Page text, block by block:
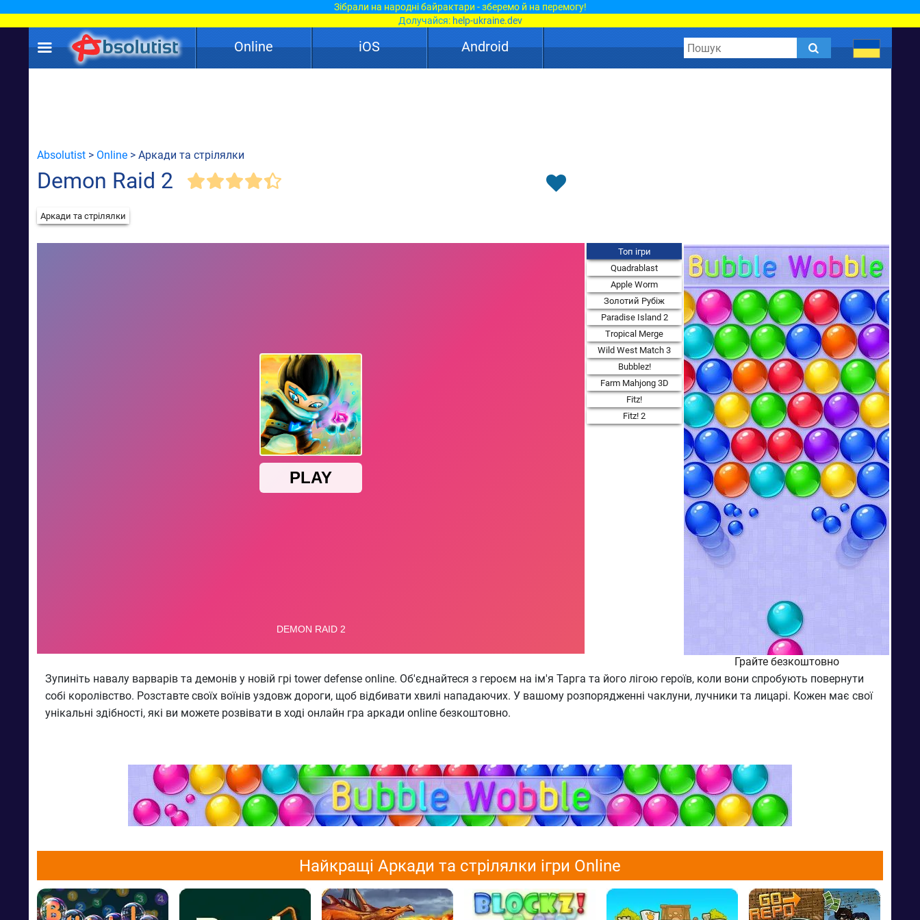
Зібрали на народні байрактари - зберемо й на перемогу!
Долучайся: help-ukraine.dev
Online iOS Android
Absolutist > Online > Аркади та стрілялки
Demon Raid 2
Аркади та стрілялки
Топ ігри
Quadrablast
Apple Worm
Золотий Рубіж
Paradise Island 2
Tropical Merge
Wild West Match 3
Bubblez!
Farm Mahjong 3D
Fitz!
Fitz! 2
Грайте безкоштовно
Зупиніть навалу варварів та демонів у новій грі tower defense online. Об'єднайтеся з героєм на ім'я Тарга та його лігою героїв, коли вони спробують повернути
собі королівство. Розставте своїх воїнів уздовж дороги, щоб відбивати хвилі нападаючих. У вашому розпорядженні чаклуни, лучники та лицарі. Кожен має свої
унікальні здібності, які ви можете розвівати в ході онлайн гра аркади online безкоштовно.
Найкращі Аркади та стрілялки ігри Online